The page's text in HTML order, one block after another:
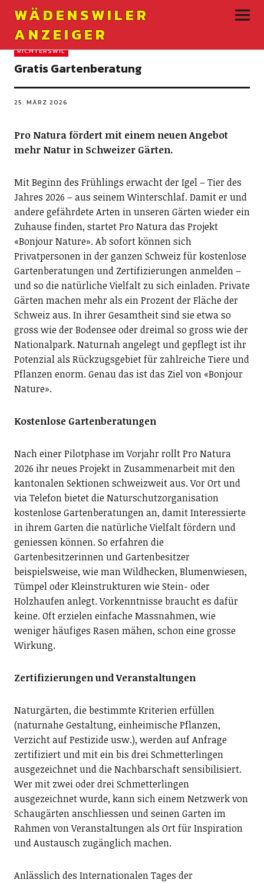
WÄDENSWILER
ANZEIGER
RICHTERSWIL
Gratis Gartenberatung
25. MÄRZ 2026
Pro Natura fördert mit einem neuen Angebot
mehr Natur in Schweizer Gärten.
Mit Beginn des Frühlings erwacht der Igel – Tier des
Jahres 2026 – aus seinem Winterschlaf. Damit er und
andere gefährdete Arten in unseren Gärten wieder ein
Zuhause finden, startet Pro Natura das Projekt
«Bonjour Nature». Ab sofort können sich
Privatpersonen in der ganzen Schweiz für kostenlose
Gartenberatungen und Zertifizierungen anmelden –
und so die natürliche Vielfalt zu sich einladen. Private
Gärten machen mehr als ein Prozent der Fläche der
Schweiz aus. In ihrer Gesamtheit sind sie etwa so
gross wie der Bodensee oder dreimal so gross wie der
Nationalpark. Naturnah angelegt und gepflegt ist ihr
Potenzial als Rückzugsgebiet für zahlreiche Tiere und
Pflanzen enorm. Genau das ist das Ziel von «Bonjour
Nature».
Kostenlose Gartenberatungen
Nach einer Pilotphase im Vorjahr rollt Pro Natura
2026 ihr neues Projekt in Zusammenarbeit mit den
kantonalen Sektionen schweizweit aus. Vor Ort und
via Telefon bietet die Naturschutzorganisation
kostenlose Gartenberatungen an, damit Interessierte
in ihrem Garten die natürliche Vielfalt fördern und
geniessen können. So erfahren die
Gartenbesitzerinnen und Gartenbesitzer
beispielsweise, wie man Wildhecken, Blumenwiesen,
Tümpel oder Kleinstrukturen wie Stein- oder
Holzhaufen anlegt. Vorkenntnisse braucht es dafür
keine. Oft erzielen einfache Massnahmen, wie
weniger häufiges Rasen mähen, schon eine grosse
Wirkung.
Zertifizierungen und Veranstaltungen
Naturgärten, die bestimmte Kriterien erfüllen
(naturnahe Gestaltung, einheimische Pflanzen,
Verzicht auf Pestizide usw.), werden auf Anfrage
zertifiziert und mit ein bis drei Schmetterlingen
ausgezeichnet und die Nachbarschaft sensibilisiert.
Wer mit zwei oder drei Schmetterlingen
ausgezeichnet wurde, kann sich einem Netzwerk von
Schaugärten anschliessen und seinen Garten im
Rahmen von Veranstaltungen als Ort für Inspiration
und Austausch zugänglich machen.
Anlässlich des Internationalen Tages der